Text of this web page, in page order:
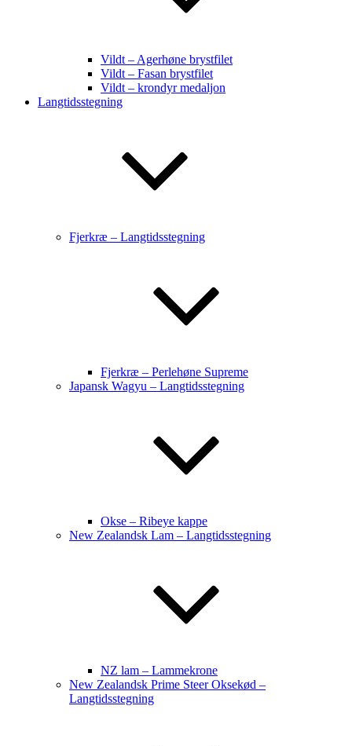
Vildt – Agerhøne brystfilet
Vildt – Fasan brystfilet
Vildt – krondyr medaljon
Langtidsstegning
Fjerkræ – Langtidsstegning
Fjerkræ – Perlehøne Supreme
Japansk Wagyu – Langtidsstegning
Okse – Ribeye kappe
New Zealandsk Lam – Langtidsstegning
NZ lam – Lammekrone
New Zealandsk Prime Steer Oksekød –
Langtidsstegning